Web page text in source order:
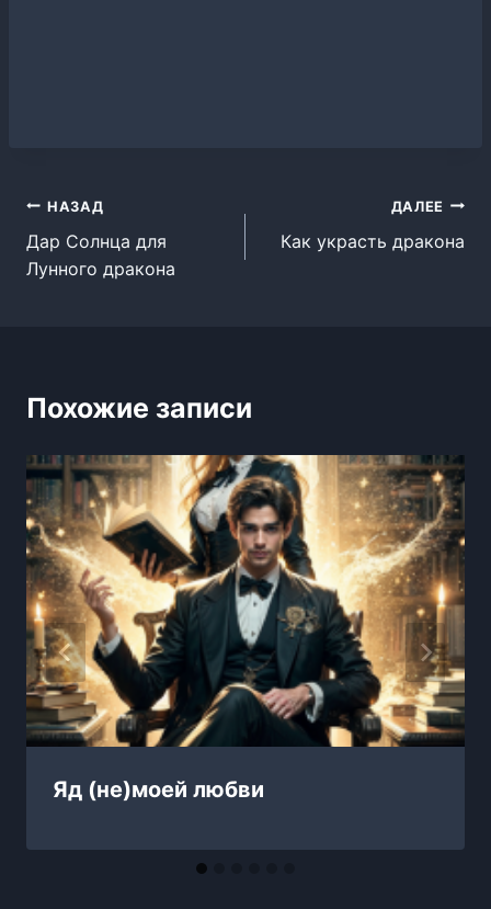
Навигация
по
НАЗАД
Дар Солнца для
Лунного дракона
ДАЛЕЕ
Как украсть дракона
Похожие записи
Яд (не)моей любви